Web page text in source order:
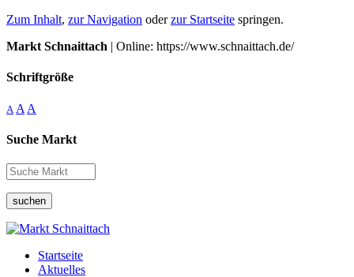
Zum Inhalt, zur Navigation oderzur Startseite springen.
Markt Schnaittach | Online: https://www.schnaittach.de/
Schriftgröße
A A A
Suche Markt
suchen
Startseite
Aktuelles